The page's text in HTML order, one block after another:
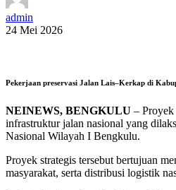
admin
24 Mei 2026
Pekerjaan preservasi Jalan Lais–Kerkap di
NEINEWS, BENGKULU – Proyek
infrastruktur jalan nasional yang
Nasional Wilayah I Bengkulu.
Proyek strategis tersebut bertujuan
masyarakat, serta distribusi logistik